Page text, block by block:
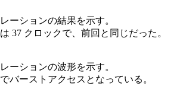
ーションの結果を示す。
37 クロックで、前回と同じだった。
ーションの波形を示す。
バーストアクセスとなっている。